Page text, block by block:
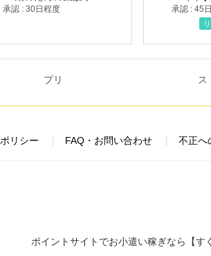
承認 : 30日程度
承認 : 45
リシー FAQ・お問い合わせ 不正へ
ポイントサイトでお小遣い稼ぎなら【す